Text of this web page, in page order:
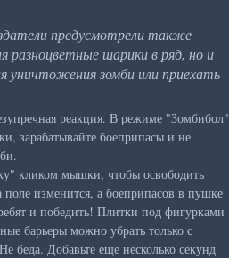
предусмотрели также
разноцветные шарики в ряд, но и
уничтожения зомби или приехать
реакция. В режиме "Зомбибол"
зарабатывайте боеприпасы и не
кликом мышки, чтобы освободить
поле изменится, а боеприпасов в пушке
и победить! Плитки под фигурками
барьеры можно убрать только с
Добавьте еще несколько секунд